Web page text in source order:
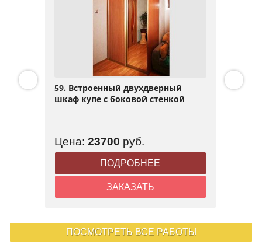
59. Встроенный двухдверный
шкаф купе с боковой стенкой
Цена: 23700 руб.
ПОДРОБНЕЕ
ЗАКАЗАТЬ
ПОСМОТРЕТЬ ВСЕ РАБОТЫ